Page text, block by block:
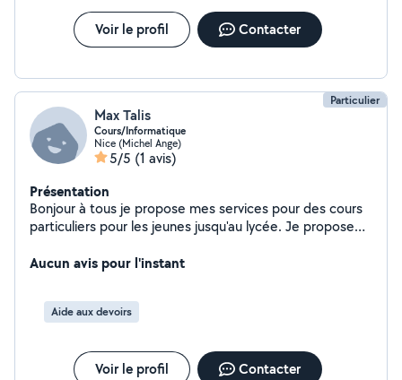
Voir le profil Contacter
Particulier
Max Talis
Cours/Informatique
Nice (Michel Ange)
5/5 (1 avis)
Présentation
Bonjour à tous je propose mes services pour des cours
particuliers pour les jeunes jusqu'au lycée. Je propose
tous les ordinateurs (portable ou tour) que ce soit pour
Aucun avis pour l'instant
Aide aux devoirs
Voir le profil Contacter